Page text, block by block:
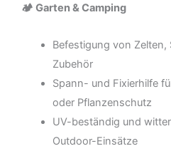
🏕️ Garten & Camping
Befestigung von
Zubehör
Spann- und Fixierhilfe
oder Pflanzenschutz
UV-beständig und
Outdoor-Einsätze